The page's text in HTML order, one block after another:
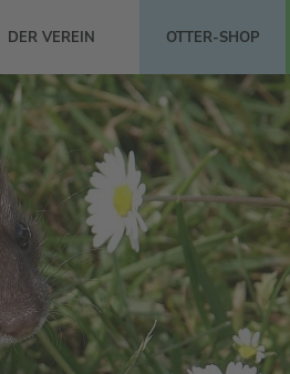
DER VEREIN OTTER-SHOP